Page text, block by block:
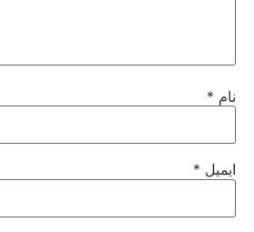
نام *
ایمیل *